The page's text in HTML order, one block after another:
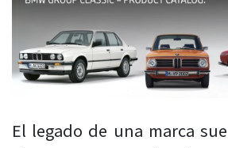
El legado de una marca